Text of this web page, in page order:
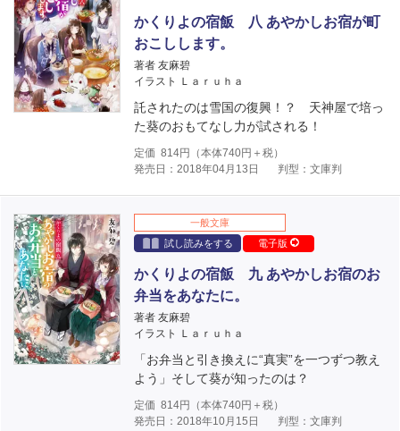
かくりよの宿飯 八 あやかしお宿が町
おこしします。
著者 友麻碧
イラスト Ｌａｒｕｈａ
託されたのは雪国の復興！？ 天神屋で培っ
た葵のおもてなし力が試される！
定価 814円（本体740円＋税）
発売日：2018年04月13日
判型：文庫判
一般文庫
試し読みをする
電子版
かくりよの宿飯 九 あやかしお宿のお
弁当をあなたに。
著者 友麻碧
イラスト Ｌａｒｕｈａ
「お弁当と引き換えに“真実”を一つずつ教え
よう」そして葵が知ったのは？
定価 814円（本体740円＋税）
発売日：2018年10月15日
判型：文庫判